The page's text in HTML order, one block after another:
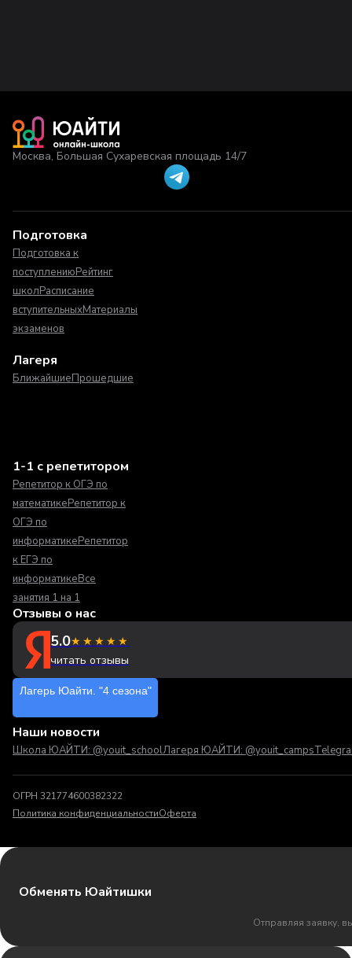
Москва, Большая Сухаревская площадь 14/7
Подготовка
Подготовка к
поступлениюРейтинг
школРасписание
вступительныхМатериалы
экзаменов
Лагеря
БлижайшиеПрошедшие
1-1 с репетитором
Репетитор к ОГЭ по
математикеРепетитор к
ОГЭ по
информатикеРепетитор
к ЕГЭ по
информатикеВсе
занятия 1 на 1
Отзывы о нас
5.0★★★★★
читать отзывы
Лагерь Юайти. "4 сезона"
Наши новости
Школа ЮАЙТИ: @youit_schoolЛагеря ЮАЙТИ: @youit_camps
ОГРН 321774600382322
Политика конфиденциальностиОферта
Обменять Юайтишки
Отправляя заявку,